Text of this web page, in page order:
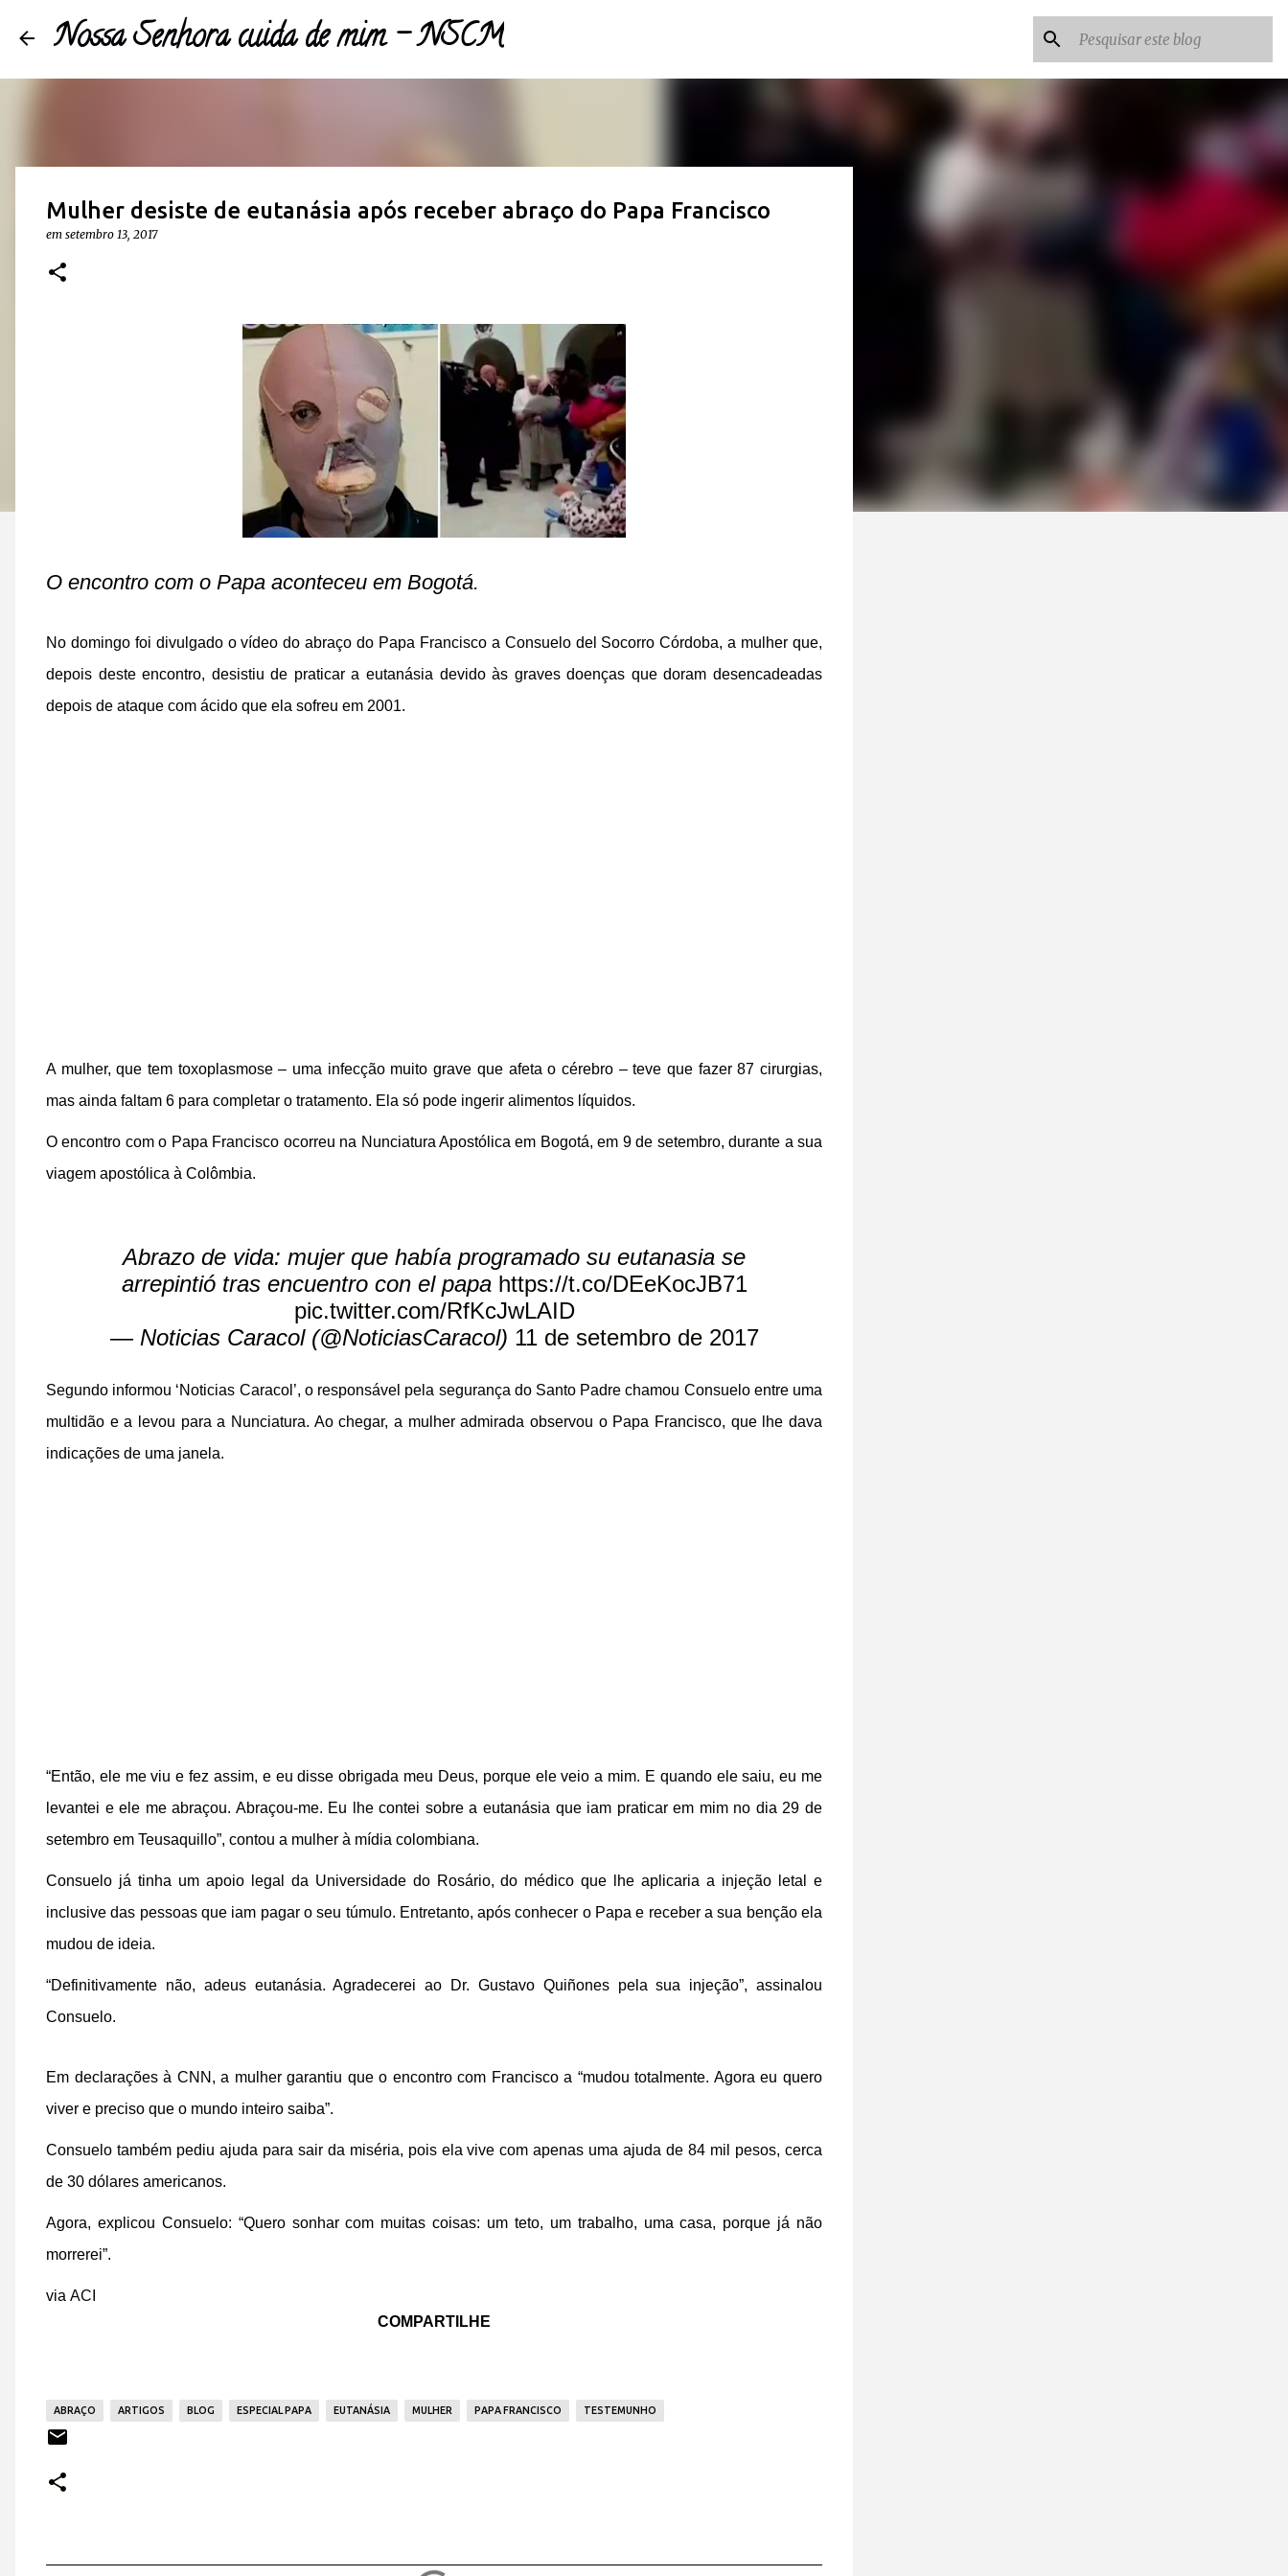
Nossa Senhora cuida de mim - NSCM
Mulher desiste de eutanásia após receber abraço do Papa Francisco
em setembro 13, 2017
O encontro com o Papa aconteceu em Bogotá.
No domingo foi divulgado o vídeo do abraço do Papa Francisco a Consuelo del Socorro Córdoba, a mulher que,
depois deste encontro, desistiu de praticar a eutanásia devido às graves doenças que doram desencadeadas
depois de ataque com ácido que ela sofreu em 2001.
A mulher, que tem toxoplasmose – uma infecção muito grave que afeta o cérebro – teve que fazer 87 cirurgias,
mas ainda faltam 6 para completar o tratamento. Ela só pode ingerir alimentos líquidos.
O encontro com o Papa Francisco ocorreu na Nunciatura Apostólica em Bogotá, em 9 de setembro, durante a sua
viagem apostólica à Colômbia.
Abrazo de vida: mujer que había programado su eutanasia se
arrepintió tras encuentro con el papa https://t.co/DEeKocJB71
pic.twitter.com/RfKcJwLAID
— Noticias Caracol (@NoticiasCaracol) 11 de setembro de 2017
Segundo informou ‘Noticias Caracol’, o responsável pela segurança do Santo Padre chamou Consuelo entre uma
multidão e a levou para a Nunciatura. Ao chegar, a mulher admirada observou o Papa Francisco, que lhe dava
indicações de uma janela.
“Então, ele me viu e fez assim, e eu disse obrigada meu Deus, porque ele veio a mim. E quando ele saiu, eu me
levantei e ele me abraçou. Abraçou-me. Eu lhe contei sobre a eutanásia que iam praticar em mim no dia 29 de
setembro em Teusaquillo”, contou a mulher à mídia colombiana.
Consuelo já tinha um apoio legal da Universidade do Rosário, do médico que lhe aplicaria a injeção letal e
inclusive das pessoas que iam pagar o seu túmulo. Entretanto, após conhecer o Papa e receber a sua benção ela
mudou de ideia.
“Definitivamente não, adeus eutanásia. Agradecerei ao Dr. Gustavo Quiñones pela sua injeção”, assinalou
Consuelo.
Em declarações à CNN, a mulher garantiu que o encontro com Francisco a “mudou totalmente. Agora eu quero
viver e preciso que o mundo inteiro saiba”.
Consuelo também pediu ajuda para sair da miséria, pois ela vive com apenas uma ajuda de 84 mil pesos, cerca
de 30 dólares americanos.
Agora, explicou Consuelo: “Quero sonhar com muitas coisas: um teto, um trabalho, uma casa, porque já não
morrerei”.
via ACI
COMPARTILHE
ABRAÇO ARTIGOS BLOG ESPECIAL PAPA EUTANÁSIA MULHER PAPA FRANCISCO TESTEMUNHO